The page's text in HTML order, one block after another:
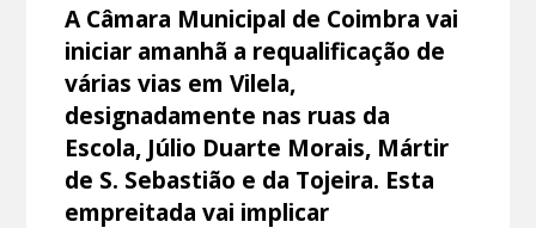
A Câmara Municipal de Coimbra vai
iniciar amanhã a requalificação de
várias vias em Vilela,
designadamente nas ruas da
Escola, Júlio Duarte Morais, Mártir
de S. Sebastião e da Tojeira. Esta
empreitada vai implicar